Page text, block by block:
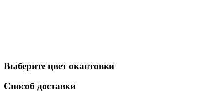
Выберите цвет окантовки
Способ доставки